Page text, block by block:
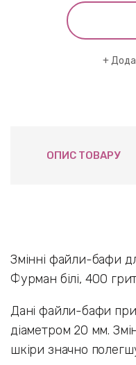
ОПИС ТОВАРУ
Змінні файли-бафи
Фурман білі, 400
Дані файли-бафи
діаметром 20 мм.
шкіри значно